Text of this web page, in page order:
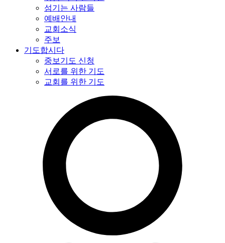
섬기는 사람들
예배안내
교회소식
주보
기도합시다
중보기도 신청
서로를 위한 기도
교회를 위한 기도